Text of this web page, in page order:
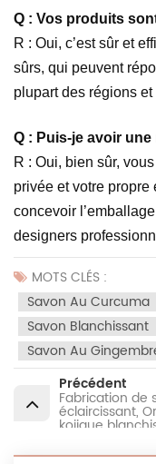
Q : Vos produits
R : Oui, c’est sûr et
sûrs, qui peuvent
plupart des régions et
Q : Puis-je avoir
R : Oui, bien sûr,
privée et votre
concevoir
designers
MOTS CLÉS :
Savon Au Curcuma
Savon Blanchissant
Savon Au
Précédent
Fabrication de
éclaircissant,
kojique